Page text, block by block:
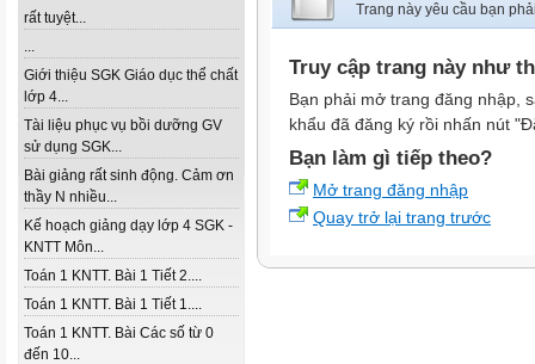
rất tuyệt...
...
Giới thiệu SGK Giáo dục thể chất
lớp 4...
Tài liệu phục vụ bồi dưỡng GV
sử dụng SGK...
Bài giảng rất sinh động. Cảm ơn
thầy N nhiều...
Kế hoạch giảng dạy lớp 4 SGK -
KNTT Môn...
Toán 1 KNTT. Bài 1 Tiết 2....
Toán 1 KNTT. Bài 1 Tiết 1....
Toán 1 KNTT. Bài Các số từ 0
đến 10...
Trang này yêu cầu bạn
Truy cập trang này như
Bạn phải mở trang đăng nhập,
khẩu đã đăng ký rồi nhấn nút
Bạn làm gì tiếp theo?
Mở trang đăng nhập
Quay trở lại trang trước